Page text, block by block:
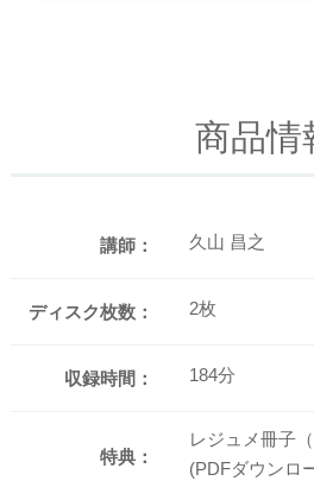
商品情
講師： 久山 昌之
ディスク枚数： 2枚
収録時間： 184分
特典：
レジュメ冊子
(PDFダウンロ